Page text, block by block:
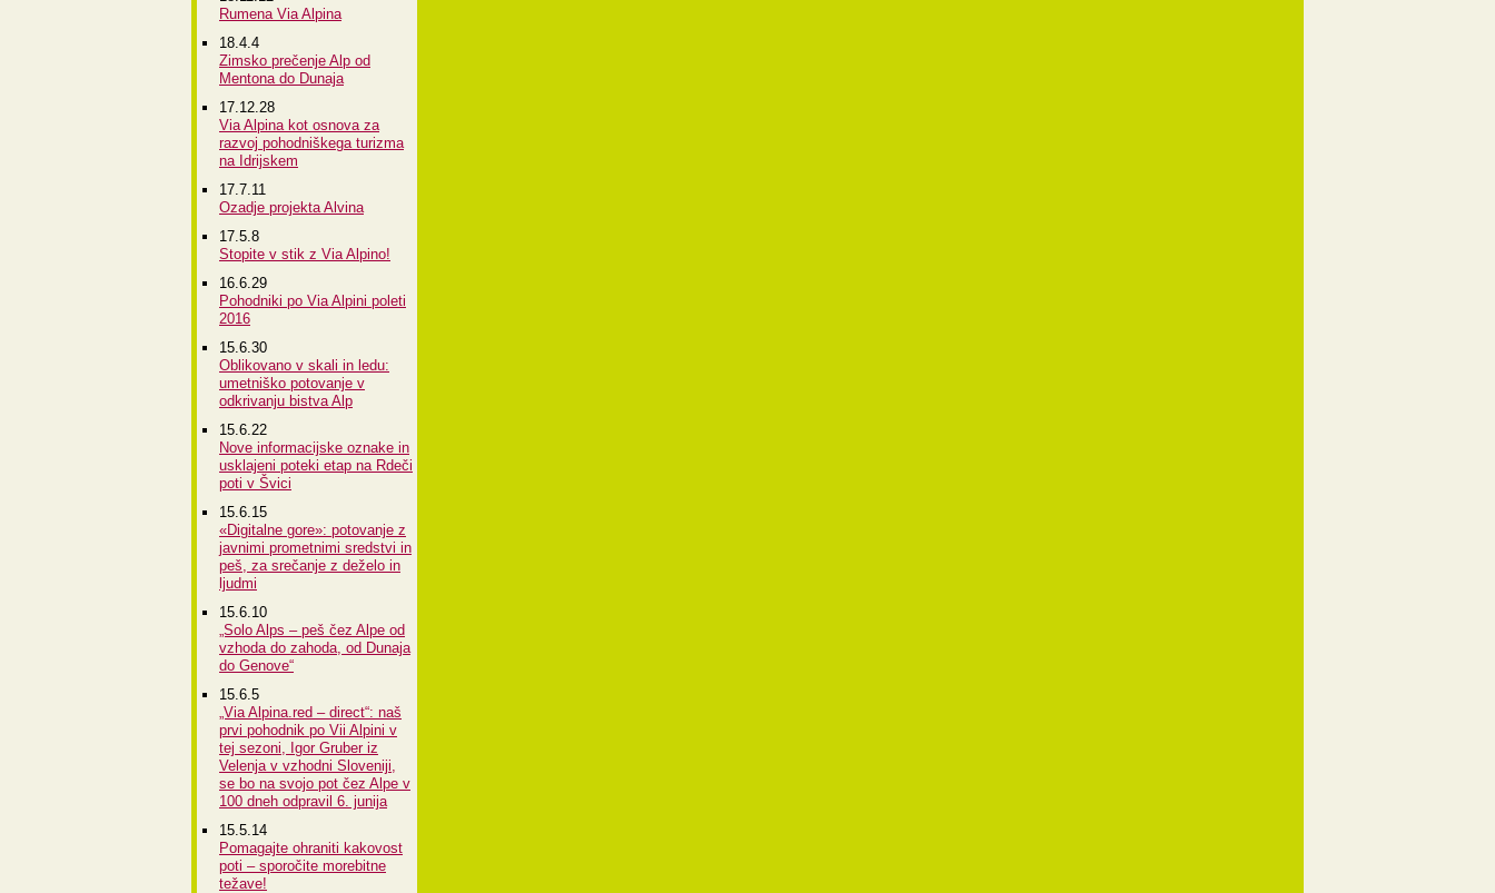
Rumena Via Alpina
18.4.4
Zimsko prečenje Alp od
Mentona do Dunaja
17.12.28
Via Alpina kot osnova za
razvoj pohodniškega turizma
na Idrijskem
17.7.11
Ozadje projekta Alvina
17.5.8
Stopite v stik z Via Alpino!
16.6.29
Pohodniki po Via Alpini poleti
2016
15.6.30
Oblikovano v skali in ledu:
umetniško potovanje v
odkrivanju bistva Alp
15.6.22
Nove informacijske oznake in
usklajeni poteki etap na Rdeči
poti v Švici
15.6.15
«Digitalne gore»: potovanje z
javnimi prometnimi sredstvi in
peš, za srečanje z deželo in
ljudmi
15.6.10
„Solo Alps – peš čez Alpe od
vzhoda do zahoda, od Dunaja
do Genove“
15.6.5
„Via Alpina.red – direct“: naš
prvi pohodnik po Vii Alpini v
tej sezoni, Igor Gruber iz
Velenja v vzhodni Sloveniji,
se bo na svojo pot čez Alpe v
100 dneh odpravil 6. junija
15.5.14
Pomagajte ohraniti kakovost
poti – sporočite morebitne
težave!